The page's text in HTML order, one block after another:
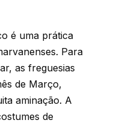
é uma prática
Para
as freguesias
de Março,
aminação. A
de